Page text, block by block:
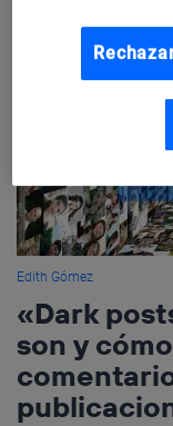
Edith Gómez
«Dark
son y